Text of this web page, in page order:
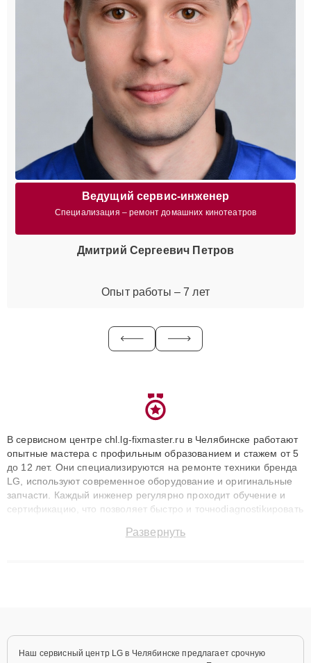
Ведущий сервис-инженер
Специализация – ремонт домашних кинотеатров
Дмитрий Сергеевич Петров
Опыт работы – 7 лет
В сервисном центре chl.lg-fixmaster.ru в Челябинске работают
опытные мастера с профильным образованием и стажем от 5
до 12 лет. Они специализируются на ремонте техники бренда
LG, используют современное оборудование и оригинальные
запчасти. Каждый инженер регулярно проходит обучение и
сертификацию, что позволяет быстро и точноdiagnostikировать
до 3 лет. Наши мастера решают сложные случаи: от замены
Развернуть
Наш сервисный центр LG в Челябинске предлагает срочную